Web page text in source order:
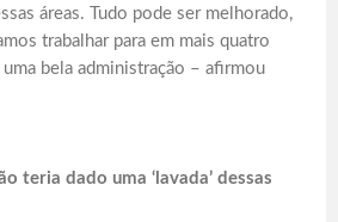
áreas. Tudo pode ser melhorado,
trabalhar para em mais quatro
bela administração – afirmou
teria dado uma ‘lavada’ dessas